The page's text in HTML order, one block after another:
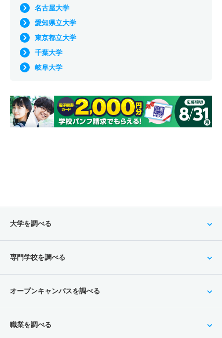
名古屋大学
愛知県立大学
東京都立大学
千葉大学
岐阜大学
大学を調べる
専門学校を調べる
オープンキャンパスを調べる
職業を調べる